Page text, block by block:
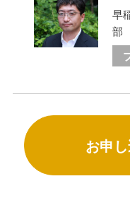
早
部
お申